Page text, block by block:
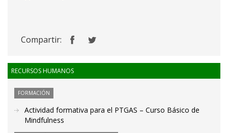
Compartir:
RECURSOS HUMANOS
FORMACIÓN
Actividad formativa para el PTGAS – Curso Básico de
Mindfulness